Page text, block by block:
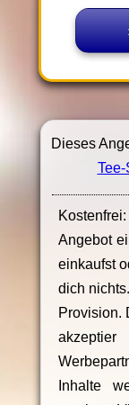
Dieses
Angebot
einkaufst
dich
Provision.
Inhalte